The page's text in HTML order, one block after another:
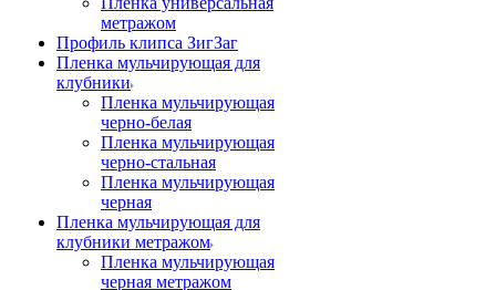
метражом
Профиль клипса ЗигЗаг
Пленка мульчирующая для
клубники
Пленка мульчирующая
черно-белая
Пленка мульчирующая
черно-стальная
Пленка мульчирующая
черная
Пленка мульчирующая для
клубники метражом
Пленка мульчирующая
черная метражом